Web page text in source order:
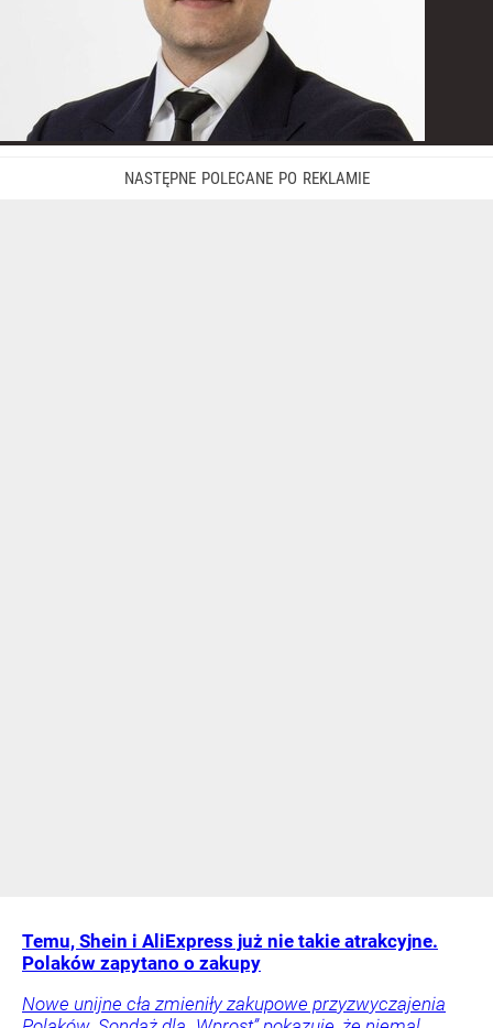
Temu, Shein i AliExpress już nie takie atrakcyjne.
Polaków zapytano o zakupy
Nowe unijne cła zmieniły zakupowe przyzwyczajenia